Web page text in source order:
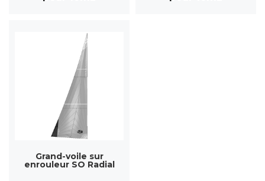
Grand-voile sur
enrouleur SO Radial